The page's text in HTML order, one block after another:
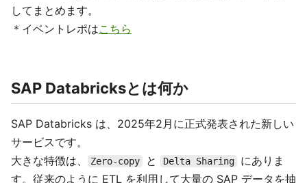
してまとめます。
＊イベントレポはこちら
SAP Databricksとは何か
SAP Databricks は、2025年2月に正式発表された新しい
サービスです。
大きな特徴は、
Zero-copy と Delta Sharing
にありま
す。従来のように ETL を利用して大量の SAP データを抽